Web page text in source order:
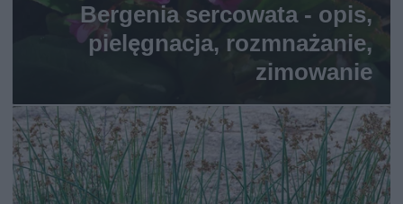
Bergenia sercowata - opis,
pielęgnacja, rozmnażanie,
zimowanie